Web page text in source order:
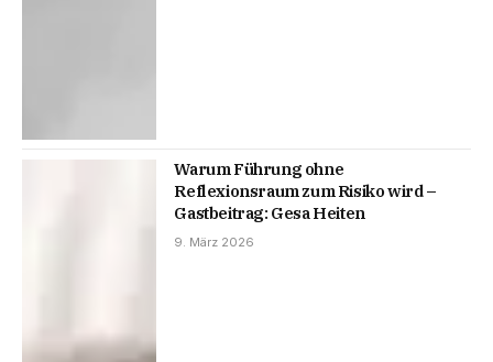
Warum Führung ohne
Reflexionsraum zum Risiko wird –
Gastbeitrag: Gesa Heiten
9. März 2026